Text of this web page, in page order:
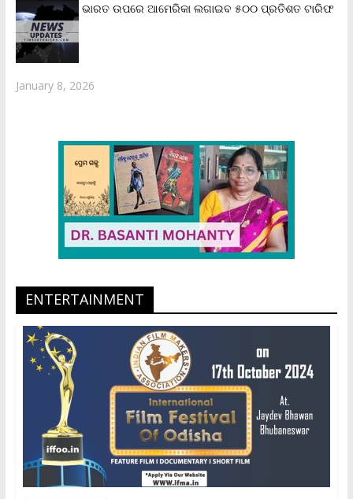
ଭାରତ ଉପରେ ଆମେରିକା ଲଗାଇବ ୫୦୦ ପ୍ରତିଶତ ଟାରିଫ
January 8, 2026
ENTERTAINMENT